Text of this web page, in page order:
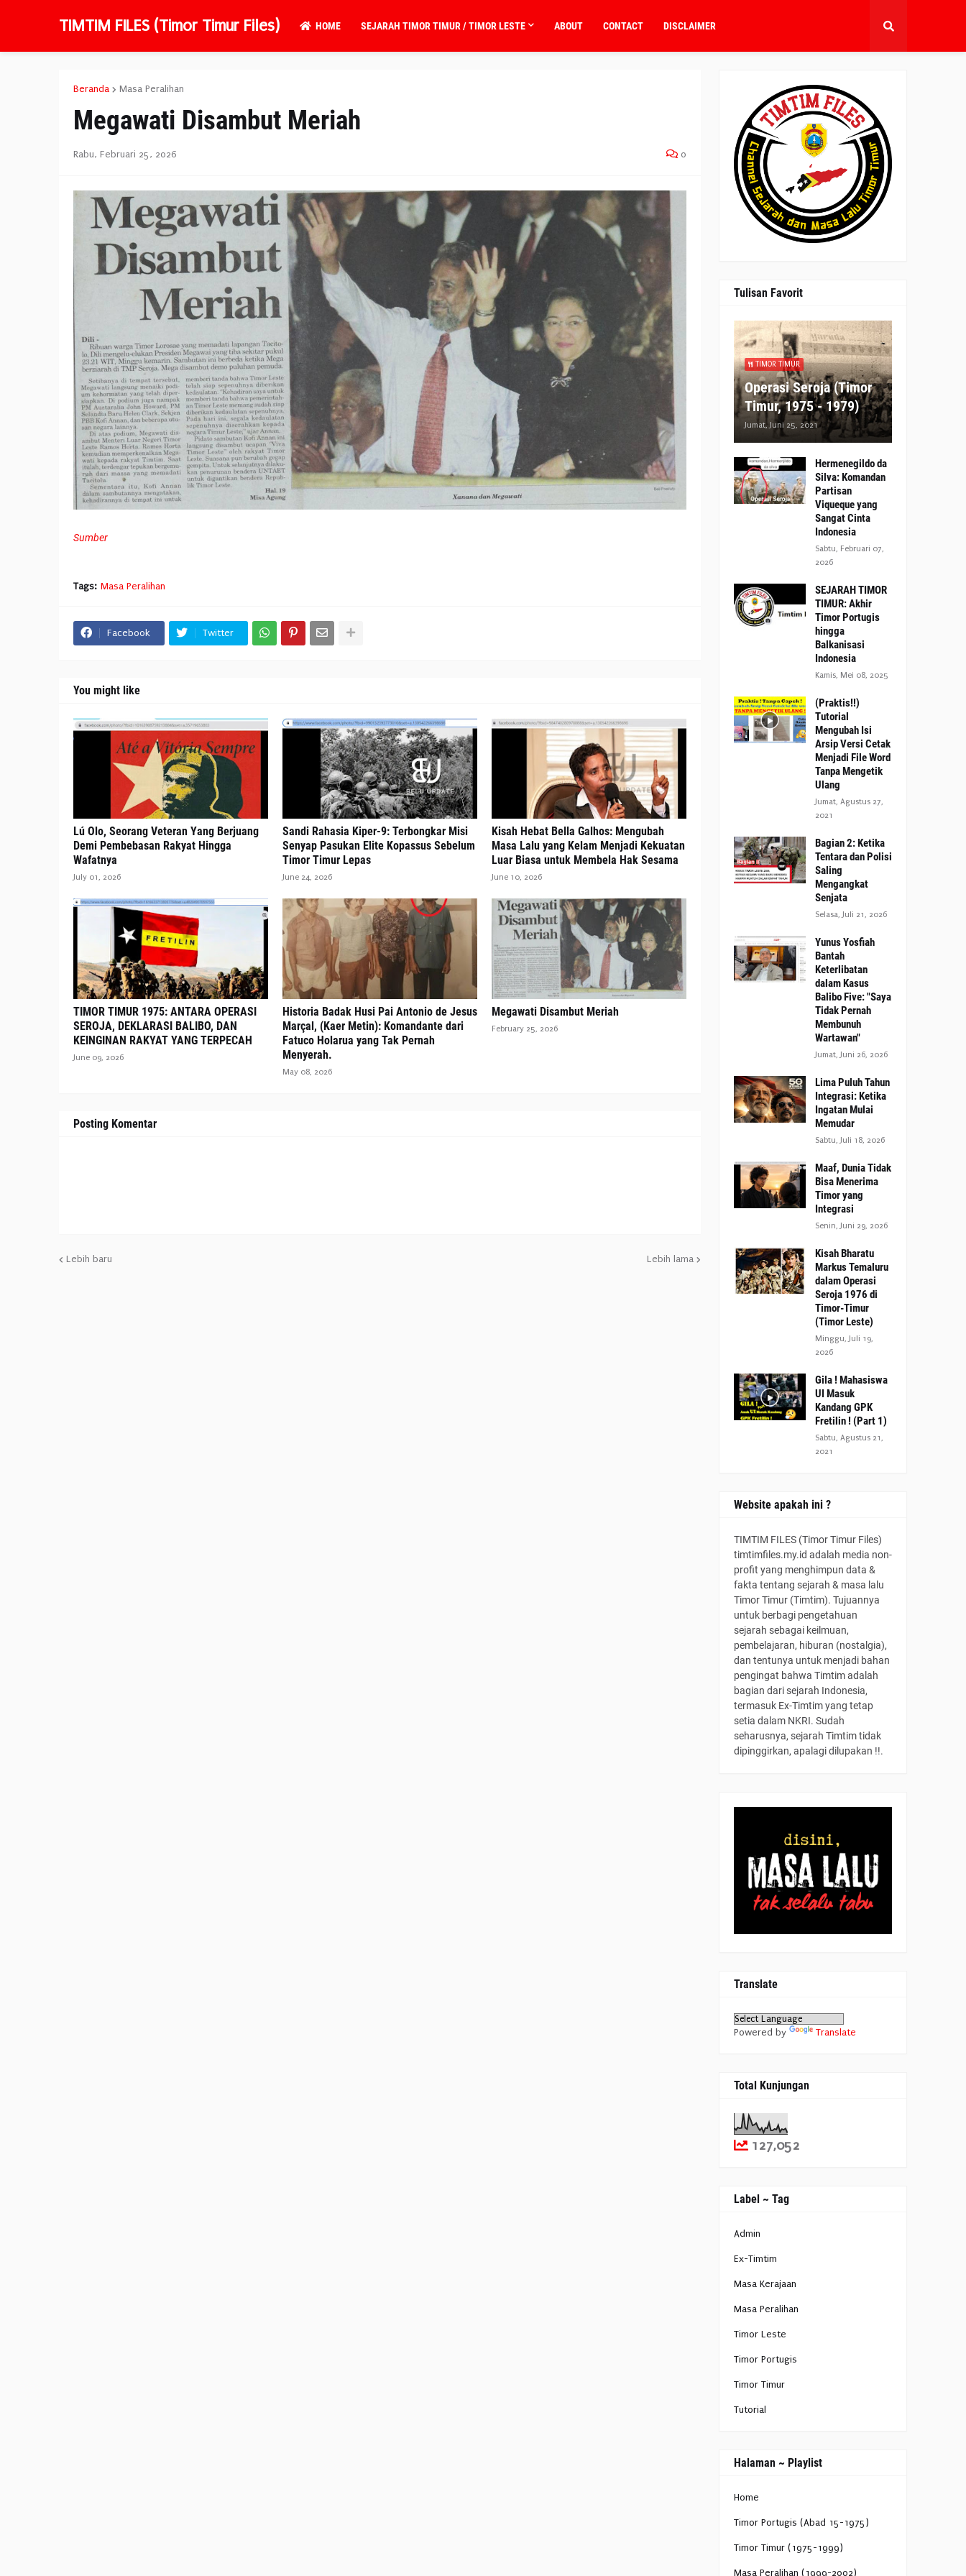
TIMTIM FILES (Timor Timur Files) HOME SEJARAH TIMOR TIMUR / TIMOR LESTE ABOUT CONTACT DISCLAIMER
Beranda Masa Peralihan
Megawati Disambut Meriah
Rabu, Februari 25, 2026 0
Sumber
Tags: Masa Peralihan
Facebook Twitter
You might like
Lú Olo, Seorang Veteran Yang Berjuang
Demi Pembebasan Rakyat Hingga
Wafatnya
July 01, 2026
Sandi Rahasia Kiper-9: Terbongkar Misi
Senyap Pasukan Elite Kopassus Sebelum
Timor Timur Lepas
June 24, 2026
Kisah Hebat Bella Galhos: Mengubah
Masa Lalu yang Kelam Menjadi Kekuatan
Luar Biasa untuk Membela Hak Sesama
June 10, 2026
TIMOR TIMUR 1975: ANTARA OPERASI
SEROJA, DEKLARASI BALIBO, DAN
KEINGINAN RAKYAT YANG TERPECAH
June 09, 2026
Historia Badak Husi Pai Antonio de Jesus
Marçal, (Kaer Metin): Komandante dari
Fatuco Holarua yang Tak Pernah
Menyerah.
May 08, 2026
Megawati Disambut Meriah
February 25, 2026
Posting Komentar
Lebih baru Lebih lama
Tulisan Favorit
TIMOR TIMUR
Operasi Seroja (Timor
Timur, 1975 - 1979)
Jumat, Juni 25, 2021
Hermenegildo da
Silva: Komandan
Partisan
Viqueque yang
Sangat Cinta
Indonesia
Sabtu, Februari 07,
2026
SEJARAH TIMOR
TIMUR: Akhir
Timor Portugis
hingga
Balkanisasi
Indonesia
Kamis, Mei 08, 2025
(Praktis!!)
Tutorial
Mengubah Isi
Arsip Versi Cetak
Menjadi File Word
Tanpa Mengetik
Ulang
Jumat, Agustus 27,
2021
Bagian 2: Ketika
Tentara dan Polisi
Saling
Mengangkat
Senjata
Selasa, Juli 21, 2026
Yunus Yosfiah
Bantah
Keterlibatan
dalam Kasus
Balibo Five: "Saya
Tidak Pernah
Membunuh
Wartawan"
Jumat, Juni 26, 2026
Lima Puluh Tahun
Integrasi: Ketika
Ingatan Mulai
Memudar
Sabtu, Juli 18, 2026
Maaf, Dunia Tidak
Bisa Menerima
Timor yang
Integrasi
Senin, Juni 29, 2026
Kisah Bharatu
Markus Temaluru
dalam Operasi
Seroja 1976 di
Timor-Timur
(Timor Leste)
Minggu, Juli 19,
2026
Gila ! Mahasiswa
UI Masuk
Kandang GPK
Fretilin ! (Part 1)
Sabtu, Agustus 21,
2021
Website apakah ini ?
TIMTIM FILES (Timor Timur Files)
timtimfiles.my.id adalah media non-
profit yang menghimpun data &
fakta tentang sejarah & masa lalu
Timor Timur (Timtim). Tujuannya
untuk berbagi pengetahuan
sejarah sebagai keilmuan,
pembelajaran, hiburan (nostalgia),
dan tentunya untuk menjadi bahan
pengingat bahwa Timtim adalah
bagian dari sejarah Indonesia,
termasuk Ex-Timtim yang tetap
setia dalam NKRI. Sudah
seharusnya, sejarah Timtim tidak
dipinggirkan, apalagi dilupakan !!.
Translate
Powered by Translate
Total Kunjungan
127,052
Label ~ Tag
Admin
Ex-Timtim
Masa Kerajaan
Masa Peralihan
Timor Leste
Timor Portugis
Timor Timur
Tutorial
Halaman ~ Playlist
Home
Timor Portugis (Abad 15-1975)
Timor Timur (1975-1999)
Masa Peralihan (1999-2002)